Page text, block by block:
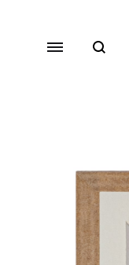
Menuchercher